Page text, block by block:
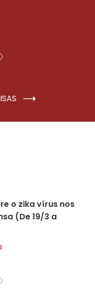
o zika vírus nos
(De 19/3 a